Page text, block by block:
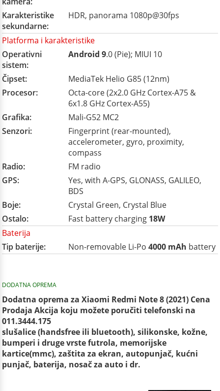
Karakteristike
sekundarne:
HDR, panorama 1080p@30fps
Platforma i karakteristike
Operativni
sistem:
Android 9.0 (Pie); MIUI 10
Čipset:
MediaTek Helio G85 (12nm)
Procesor:
Octa-core (2x2.0 GHz Cortex-A75 &
6x1.8 GHz Cortex-A55)
Grafika:
Mali-G52 MC2
Senzori:
Fingerprint (rear-mounted),
accelerometer, gyro, proximity,
compass
Radio:
FM radio
GPS:
Yes, with A-GPS, GLONASS, GALILEO,
BDS
Boje:
Crystal Green, Crystal Blue
Ostalo:
Fast battery charging 18W
Baterija
Tip baterije:
Non-removable Li-Po 4000 mAh battery
DODATNA OPREMA
Dodatna oprema za Xiaomi Redmi Note 8 (2021) Cena
Prodaja Akcija koju možete poručiti telefonski na
011.3444.175
slušalice (handsfree ili bluetooth), silikonske, kožne,
bumperi i druge vrste futrola, memorijske
kartice(mmc), zaštita za ekran, autopunjač, kućni
punjač, baterija, nosač za auto i dr.